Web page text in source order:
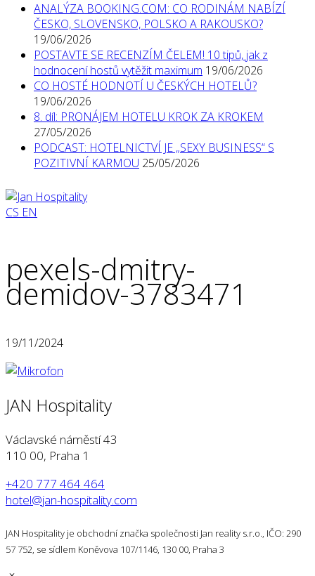
ANALÝZA BOOKING.COM: CO RODINÁM NABÍZÍ
ČESKO, SLOVENSKO, POLSKO A RAKOUSKO?
19/06/2026
POSTAVTE SE RECENZÍM ČELEM! 10 tipů, jak z
hodnocení hostů vytěžit maximum 19/06/2026
CO HOSTÉ HODNOTÍ U ČESKÝCH HOTELŮ?
19/06/2026
8. díl: PRONÁJEM HOTELU KROK ZA KROKEM
27/05/2026
PODCAST: HOTELNICTVÍ JE „SEXY BUSINESS“ S
POZITIVNÍ KARMOU 25/05/2026
CS EN
pexels-dmitry-
demidov-3783471
19/11/2024
JAN Hospitality
Václavské náměstí 43
110 00, Praha 1
+420 777 464 464
hotel@jan-hospitality.com
JAN Hospitality je obchodní značka společnosti Jan reality s.r.o., IČO: 290
57 752, se sídlem Koněvova 107/1146, 130 00, Praha 3